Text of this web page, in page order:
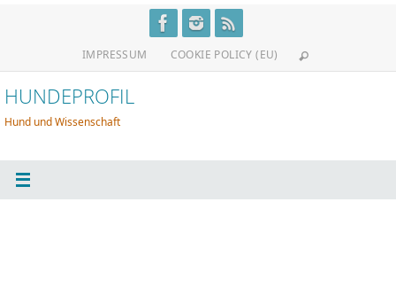
IMPRESSUM COOKIE POLICY (EU)
HUNDEPROFIL
Hund und Wissenschaft